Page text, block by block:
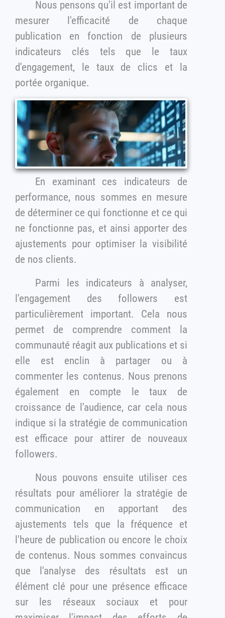
Nous pensons qu'il est important de
mesurer l'efficacité de chaque
publication en fonction de plusieurs
indicateurs clés tels que le taux
d'engagement, le taux de clics et la
portée organique.
En examinant ces indicateurs de
performance, nous sommes en mesure
de déterminer ce qui fonctionne et ce qui
ne fonctionne pas, et ainsi apporter des
ajustements pour optimiser la visibilité
de nos clients.
Parmi les indicateurs à analyser,
l'engagement des followers est
particulièrement important. Cela nous
permet de comprendre comment la
communauté réagit aux publications et si
elle est enclin à partager ou à
commenter les contenus. Nous prenons
également en compte le taux de
croissance de l'audience, car cela nous
indique si la stratégie de communication
est efficace pour attirer de nouveaux
followers.
Nous pouvons ensuite utiliser ces
résultats pour améliorer la stratégie de
communication en apportant des
ajustements tels que la fréquence et
l'heure de publication ou encore le choix
de contenus. Nous sommes convaincus
que l'analyse des résultats est un
élément clé pour une présence efficace
sur les réseaux sociaux et pour